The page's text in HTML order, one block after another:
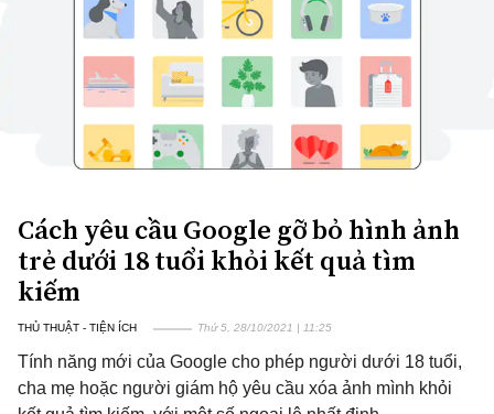
Cách yêu cầu Google gỡ bỏ hình ảnh
trẻ dưới 18 tuổi khỏi kết quả tìm
kiếm
THỦ THUẬT - TIỆN ÍCH Thứ 5, 28/10/2021 | 11:25
Tính năng mới của Google cho phép người dưới 18 tuổi,
cha mẹ hoặc người giám hộ yêu cầu xóa ảnh mình khỏi